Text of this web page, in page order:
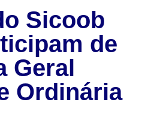
Sicoob
de
Geral
Ordinária